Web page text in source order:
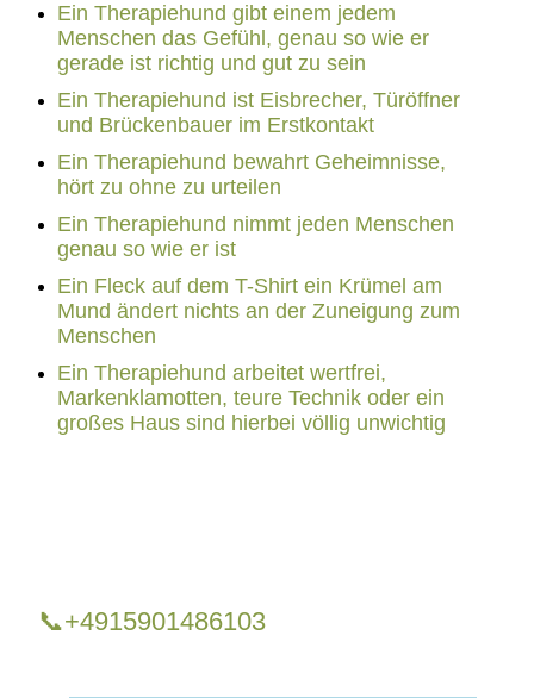
Ein Therapiehund gibt einem jedem
Menschen das Gefühl, genau so wie er
gerade ist richtig und gut zu sein
Ein Therapiehund ist Eisbrecher, Türöffner
und Brückenbauer im Erstkontakt
Ein Therapiehund bewahrt Geheimnisse,
hört zu ohne zu urteilen
Ein Therapiehund nimmt jeden Menschen
genau so wie er ist
Ein Fleck auf dem T-Shirt ein Krümel am
Mund ändert nichts an der Zuneigung zum
Menschen
Ein Therapiehund arbeitet wertfrei,
Markenklamotten, teure Technik oder ein
großes Haus sind hierbei völlig unwichtig
📞+4915901486103